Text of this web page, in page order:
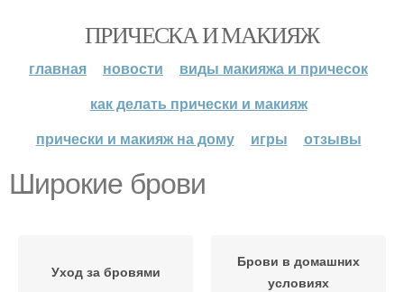
ПРИЧЕСКА И МАКИЯЖ
главная новости
виды макияжа и причесок
как делать прически и макияж
прически и макияж на дому
игры отзывы
Широкие брови
Уход за бровями
Брови в домашних
условиях